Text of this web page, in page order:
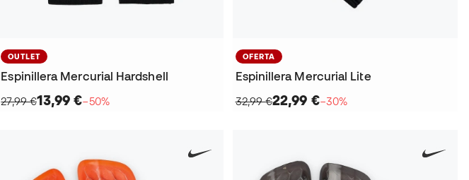
OUTLET
Espinillera Mercurial Hardshell
27,99 €13,99 €−50%
OFERTA
Espinillera Mercurial Lite
32,99 €22,99 €−30%